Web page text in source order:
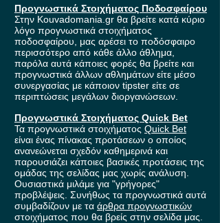
Προγνωστικά Στοιχήματος Ποδοσφαίρου
Στην Kouvadomania.gr θα βρείτε κατά κύριο
λόγο προγνωστικά στοιχήματος
ποδοσφαίρου, μας αρέσει το ποδόσφαιρο
περισσότερο από κάθε άλλο άθλημα,
παρόλα αυτά κάποιες φορές θα βρείτε και
προγνωστικά άλλων αθλημάτων είτε μέσο
συνεργασίας με κάποιον tipster είτε σε
περιπτώσεις μεγάλων διοργανώσεων.
Προγνωστικά Στοιχήματος Quick Bet
Τα προγνωστικά στοιχήματος Quick Bet
είναι ένας πίνακας προτάσεων ο οποίος
ανανεώνεται σχεδόν καθημερινά και
παρουσιάζει κάποιες βασικές προτάσεις της
ομάδας της σελίδας μας χωρίς ανάλυση.
Ουσιαστικά μιλάμε για "γρήγορες"
προβλέψεις. Συνήθως τα προγνωστικά αυτά
συμβαδίζουν με τα άρθρα προγνωστικών
στοιχήματος που θα βρείς στην σελίδα μας.